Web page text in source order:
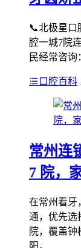
📞北极星口
腔一城7院
民经常咨
口腔百科
常州连
7 院，
在常州看牙
通，优先选
院，覆盖
阳，...